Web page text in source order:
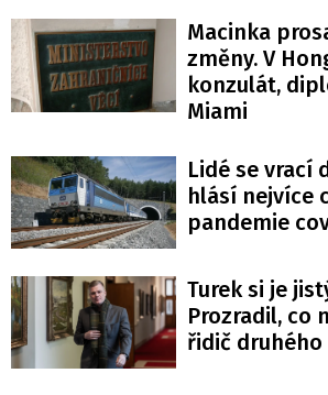
Macinka
změny. V
konzulát,
Miami
Lidé se vrací
hlásí nejvíce
pandemie
Turek si je
Prozradil, co
řidič druhého